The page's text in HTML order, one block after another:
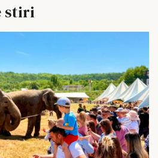
stiri